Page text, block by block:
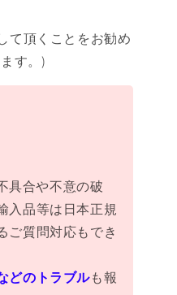
て頂くことをお勧め
す。)
具合や不意の破
入品等は日本正規
ご質問対応もでき
どのトラブルも報